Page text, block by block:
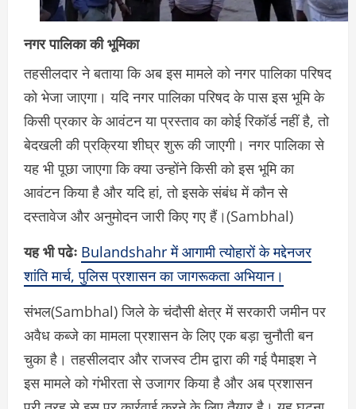
नगर पालिका की भूमिका
तहसीलदार ने बताया कि अब इस मामले को नगर पालिका परिषद
को भेजा जाएगा। यदि नगर पालिका परिषद के पास इस भूमि के
किसी प्रकार के आवंटन या प्रस्ताव का कोई रिकॉर्ड नहीं है, तो
बेदखली की प्रक्रिया शीघ्र शुरू की जाएगी। नगर पालिका से
यह भी पूछा जाएगा कि क्या उन्होंने किसी को इस भूमि का
आवंटन किया है और यदि हां, तो इसके संबंध में कौन से
दस्तावेज और अनुमोदन जारी किए गए हैं।(Sambhal)
यह भी पढेः Bulandshahr में आगामी त्योहारों के मद्देनजर
शांति मार्च, पुलिस प्रशासन का जागरूकता अभियान।
संभल(Sambhal) जिले के चंदौसी क्षेत्र में सरकारी जमीन पर
अवैध कब्जे का मामला प्रशासन के लिए एक बड़ा चुनौती बन
चुका है। तहसीलदार और राजस्व टीम द्वारा की गई पैमाइश ने
इस मामले को गंभीरता से उजागर किया है और अब प्रशासन